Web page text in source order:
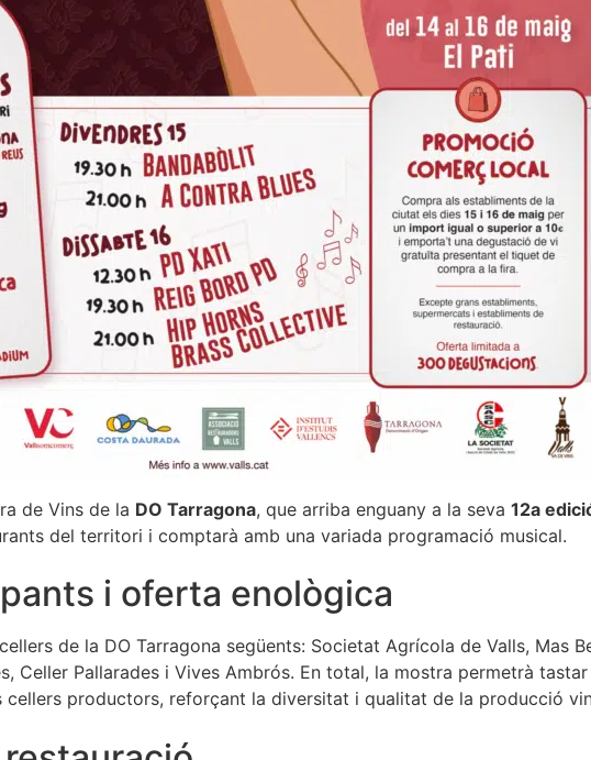
de Vins de la DO Tarragona, que arriba enguany a la seva 12a
del territori i comptarà amb una variada programació musical.
i oferta enològica
de la DO Tarragona següents: Societat Agrícola de Valls, Mas
Celler Pallarades i Vives Ambrós. En total, la mostra permetrà
cellers productors, reforçant la diversitat i qualitat de la producció